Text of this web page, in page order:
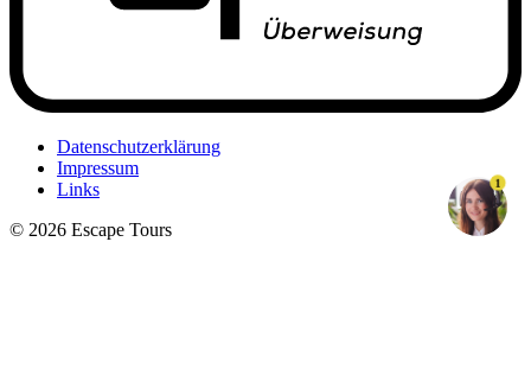
Datenschutzerklärung
Impressum
Links
© 2026 Escape Tours
1